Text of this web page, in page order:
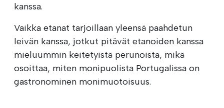
kanssa.
Vaikka etanat tarjoillaan yleensä paahdetun
leivän kanssa, jotkut pitävät etanoiden kanssa
mieluummin keitetyistä perunoista, mikä
osoittaa, miten monipuolista Portugalissa on
gastronominen monimuotoisuus.